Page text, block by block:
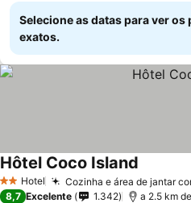
Selecione as datas para ver os
exatos.
2 Estrelas
Hotel Cozinha e área de jantar
Hôtel Coco Island
8,7 Excelente 1.342 a 2.5 km